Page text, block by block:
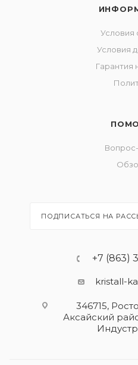
Условия
Условия
Гарантия
ПОДПИСАТЬСЯ НА
+7 (863)
kristall-
346715,
Аксайский